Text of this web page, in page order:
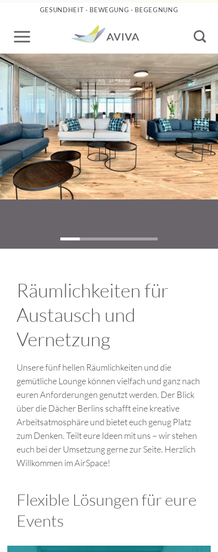
springen
GESUNDHEIT · BEWEGUNG · BEGEGNUNG
Räumlichkeiten für
Austausch und
Vernetzung
Unsere fünf hellen Räumlichkeiten und die
gemütliche Loungekönnen vielfach und ganz nach
euren Anforderungen genutzt werden. Der Blick
über die Dächer Berlins schafft einekreative
Arbeitsatmosphäreund bietet euch genug Platz
zum Denken. Teilt eure Ideen mit uns – wir stehen
euch bei der Umsetzung gerne zur Seite. Herzlich
Willkommen im AirSpace!
Flexible Lösungen für eure
Events